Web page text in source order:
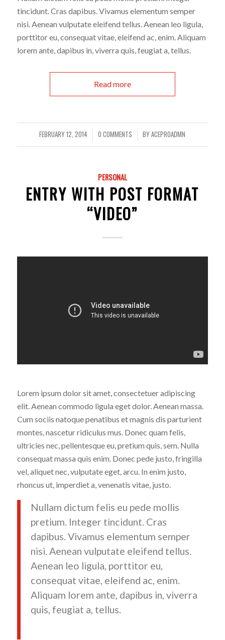
tincidunt. Cras dapibus. Vivamus elementum semper
nisi. Aenean vulputate eleifend tellus. Aenean leo ligula,
porttitor eu, consequat vitae, eleifend ac, enim. Aliquam
lorem ante, dapibus in, viverra quis, feugiat a, tellus.
Read more
FEBRUARY 12, 2014
/ 0 COMMENTS
/ BYACEPR0ADMN
PERSONAL
ENTRY WITH POST FORMAT
“VIDEO”
Lorem ipsum dolor sit amet, consectetuer adipiscing
elit. Aenean commodo ligula eget dolor. Aenean massa.
Cum sociis natoque penatibus et magnis dis parturient
montes, nascetur ridiculus mus. Donec quam felis,
ultricies nec, pellentesque eu, pretium quis, sem. Nulla
consequat massa quis enim. Donec pede justo, fringilla
vel, aliquet nec, vulputate eget, arcu. In enim justo,
rhoncus ut, imperdiet a, venenatis vitae, justo.
Nullam dictum felis eu pede mollis
pretium. Integer tincidunt. Cras
dapibus. Vivamus elementum semper
nisi. Aenean vulputate eleifend tellus.
Aenean leo ligula, porttitor eu,
consequat vitae, eleifend ac, enim.
Aliquam lorem ante, dapibus in, viverra
quis, feugiat a, tellus.